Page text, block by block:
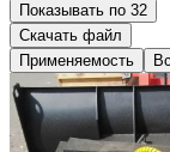
Показывать по 32
Скачать файл
Применяемость